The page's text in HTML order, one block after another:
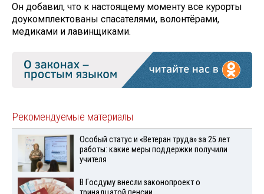
Он добавил, что к настоящему моменту все курорты
доукомплектованы спасателями, волонтёрами,
медиками и лавинщиками.
Рекомендуемые материалы
Особый статус и «Ветеран труда» за 25 лет
работы: какие меры поддержки получили
учителя
В Госдуму внесли законопроект о